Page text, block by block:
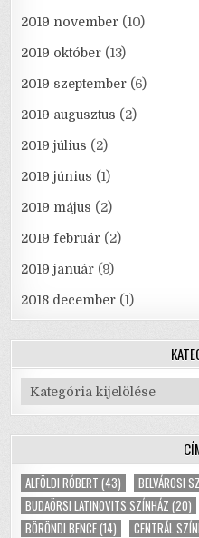
2019 november (10)
2019 október (13)
2019 szeptember (6)
2019 augusztus (2)
2019 július (2)
2019 június (1)
2019 május (2)
2019 február (2)
2019 január (9)
2018 december (1)
Kategóriák
ALFÖLDI RÓBERT (43) BELVÁROSI
BUDAÖRSI LATINOVITS SZÍNHÁZ (20)
BÖRÖNDI BENCE(14) CENTRÁL